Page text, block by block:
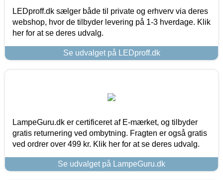
LEDproff.dk sælger både til private og erhverv via deres
webshop, hvor de tilbyder levering på 1-3 hverdage. Klik
her for at se deres udvalg.
Se udvalget på LEDproff.dk
LampeGuru.dk er certificeret af E-mærket, og tilbyder
gratis returnering ved ombytning. Fragten er også gratis
ved ordrer over 499 kr. Klik her for at se deres udvalg.
Se udvalget på LampeGuru.dk